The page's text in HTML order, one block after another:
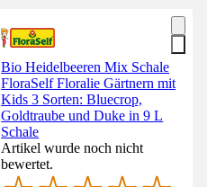
Bio Heidelbeeren Mix Schale
FloraSelf Floralie Gärtnern mit
Kids 3 Sorten: Bluecrop,
Goldtraube und Duke in 9 L
Schale
Artikel wurde noch nicht
bewertet.